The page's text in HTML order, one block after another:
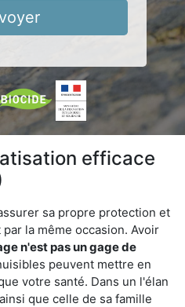
efficace
sa propre protection et
la même occasion. Avoir
n'est pas un gage de
peuvent mettre en
votre santé. Dans un l'élan
que celle de sa famille